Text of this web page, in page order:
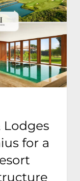
Lodges
for a